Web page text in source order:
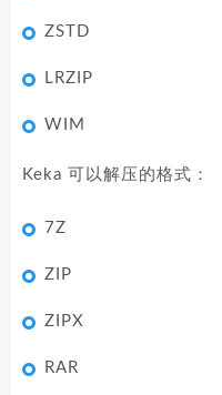
ZSTD
LRZIP
WIM
Keka 可以解压的格式：
7Z
ZIP
ZIPX
RAR